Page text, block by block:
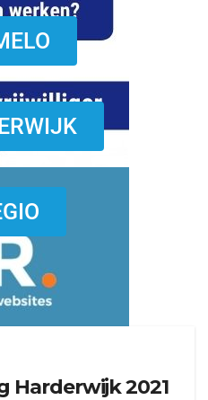
Harderwijk 2021